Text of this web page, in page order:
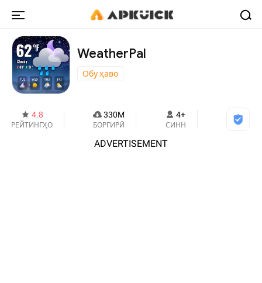
WeatherPal
Обу ҳаво
4.8
РЕЙТИНГҲО
330M
БОРГИРӢ
4+
СИНН
ADVERTISEMENT